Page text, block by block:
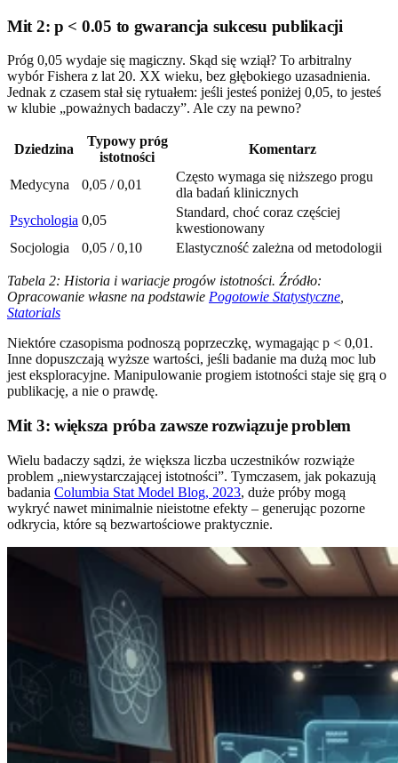
Mit 2: p < 0.05 to gwarancja sukcesu publikacji
Próg 0,05 wydaje się magiczny. Skąd się wziął? To arbitralny
wybór Fishera z lat 20. XX wieku, bez głębokiego uzasadnienia.
Jednak z czasem stał się rytuałem: jeśli jesteś poniżej 0,05, to jesteś
w klubie „poważnych badaczy”. Ale czy na pewno?
Dziedzina
Typowy próg
istotności
Komentarz
Medycyna 0,05 / 0,01
Często wymaga się niższego progu
dla badań klinicznych
Psychologia 0,05
Standard, choć coraz częściej
kwestionowany
Socjologia
0,05 / 0,10 Elastyczność zależna od metodologii
Tabela 2: Historia i wariacje progów istotności. Źródło:
Opracowanie własne na podstawie Pogotowie Statystyczne
Statorials
Niektóre czasopisma podnoszą poprzeczkę, wymagając p < 0,01.
Inne dopuszczają wyższe wartości, jeśli badanie ma dużą moc lub
jest eksploracyjne. Manipulowanie progiem istotności staje się grą o
publikację, a nie o prawdę.
Mit 3: większa próba zawsze rozwiązuje problem
Wielu badaczy sądzi, że większa liczba uczestników rozwiąże
problem „niewystarczającej istotności”. Tymczasem, jak pokazują
badania Columbia Stat Model Blog, 2023, duże próby mogą
wykryć nawet minimalnie nieistotne efekty – generując pozorne
odkrycia, które są bezwartościowe praktycznie.